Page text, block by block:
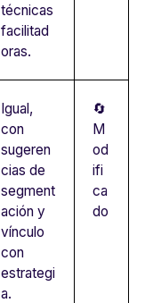
técnicas
facilitad
oras.
Igual,
con
sugeren
cias de
segment
ación y
vínculo
con
estrategi
a.
🔄
M
od
ifi
ca
do